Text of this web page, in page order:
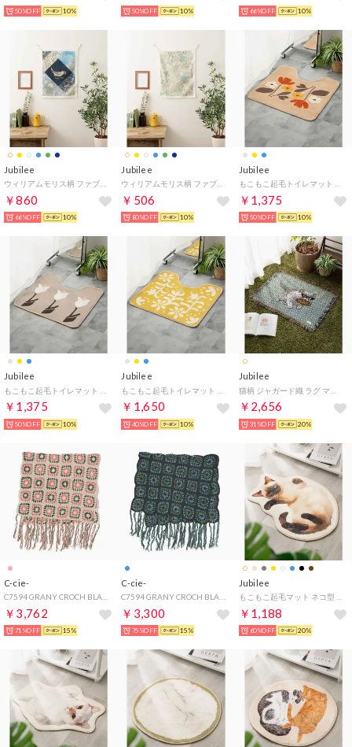
50%OFF 10% 50%OFF 10% 66%OFF 10%
Jubilee
￥860
66%OFF 10%
Jubilee
￥506
80%OFF 10%
Jubilee
￥1,375
50%OFF 10%
Jubilee
￥1,375
50%OFF 10%
Jubilee
￥1,650
40%OFF 10%
Jubilee
￥2,656
31%OFF 20%
C-cie-
￥3,762
71%OFF 15%
C-cie-
￥3,300
75%OFF 15%
Jubilee
￥1,188
60%OFF 20%